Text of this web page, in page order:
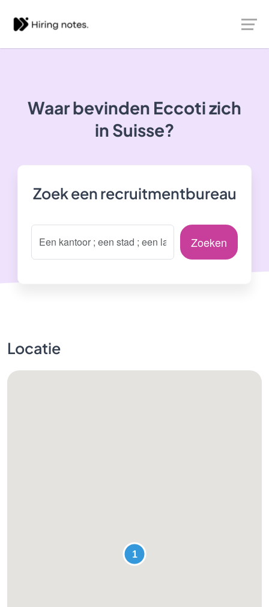
Waar bevinden Eccoti zich
in Suisse?
Zoek een recruitmentbureau
Zoeken
Locatie